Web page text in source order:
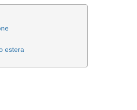
estera